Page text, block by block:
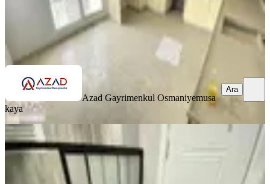
Azad Gayrimenkul Osmaniye musa kaya
Azad Gayrimenkul Osmaniyemusa
kaya
Ara
SIFIR BİNA
Azad-vali Konağı Civarı Satılık Sıfır
3+1 Açık Mutfak Daire
Merkez, Fakıuşağı Mahallesi